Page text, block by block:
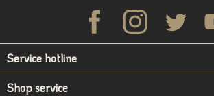
Service hotline
Shop service